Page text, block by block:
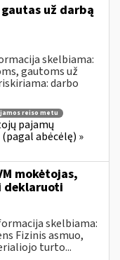
už darbą
skelbiama:
gautoms už
darbo
reiso metu
pajamų
abėcėlę) »
mokėtojas,
skelbiama:
Fizinis asmuo,
turto...